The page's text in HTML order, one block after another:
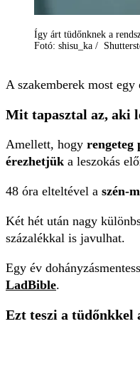
Így árt tüdőnknek a
Fotó: shisu_ka /
A szakemberek most
Mit tapasztal az, aki
Amellett, hogy rengeteg
érezhetjük a leszokás
48 óra elteltével a szén-
Két hét után nagy
százalékkal is javulhat.
Egy év
LadBible.
Ezt teszi a tüdőnkkel